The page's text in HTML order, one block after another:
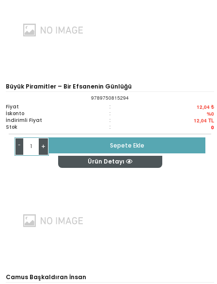
Büyük Piramitler – Bir Efsanenin Günlüğü
9789750815294
Fiyat : 12,04 ₺
İskonto : %0
İndirimli Fiyat : 12,04 TL
Stok : 0
- +
Sepete Ekle
Ürün Detayı
Camus Başkaldıran İnsan